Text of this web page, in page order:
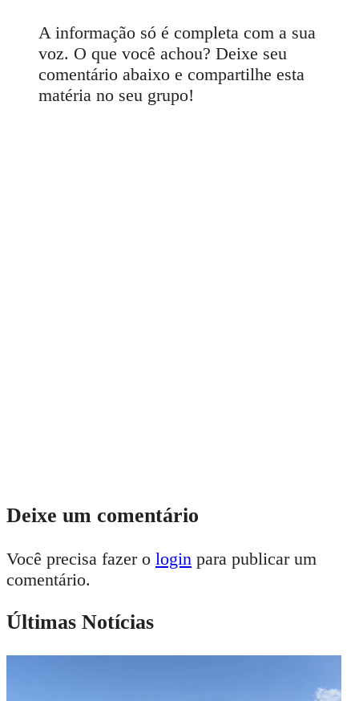
A informação só é completa com a sua
voz. O que você achou? Deixe seu
comentário abaixo e compartilhe esta
matéria no seu grupo!
Deixe um comentário
Você precisa fazer o login para publicar um
comentário.
Últimas Notícias